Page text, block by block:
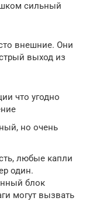
сильный
внешние. Они
выход из
что угодно
но очень
любые капли
один.
блок
могут вызвать